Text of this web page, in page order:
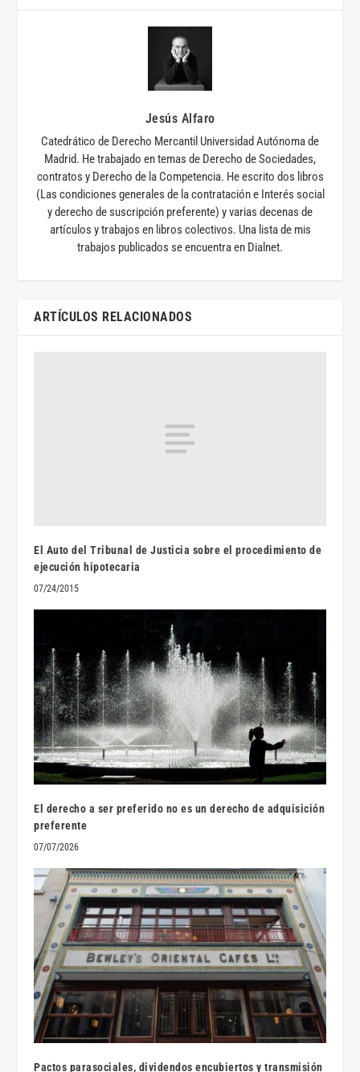
Jesús Alfaro
Catedrático de Derecho Mercantil Universidad Autónoma de
Madrid. He trabajado en temas de Derecho de Sociedades,
contratos y Derecho de la Competencia. He escrito dos libros
(Las condiciones generales de la contratación e Interés social
y derecho de suscripción preferente) y varias decenas de
artículos y trabajos en libros colectivos. Una lista de mis
trabajos publicados se encuentra en Dialnet.
ARTÍCULOS RELACIONADOS
El Auto del Tribunal de Justicia sobre el procedimiento de
ejecución hipotecaria
07/24/2015
El derecho a ser preferido no es un derecho de adquisición
preferente
07/07/2026
Pactos parasociales, dividendos encubiertos y transmisión